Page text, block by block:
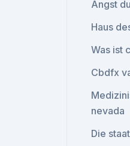
Angst
Haus
Was ist
Cbdfx
nevada
Die